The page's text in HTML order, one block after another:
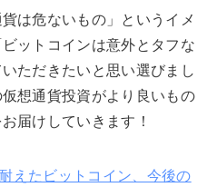
は危ないもの」というイメ
ットコインは意外とタフな
ただきたいと思い選びまし
想通貨投資がより良いもの
届けしていきます！
えたビットコイン、今後の